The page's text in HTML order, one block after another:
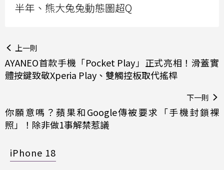
半年、熊大兔兔動態圖超Q
上一則
AYANEO首款手機「Pocket Play」正式亮相！滑蓋實
體按鍵致敬Xperia Play、雙觸控板取代搖桿
下一則
你願意嗎？蘋果和Google傳被要求「手機封鎖裸
照」！除非做1事解禁惹議
iPhone 18